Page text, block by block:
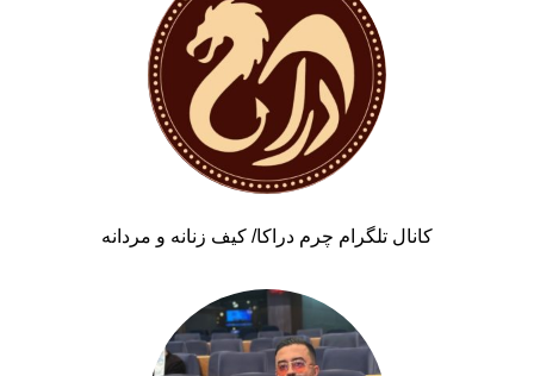
کانال تلگرام چرم دراکا/ کیف زنانه و مردانه